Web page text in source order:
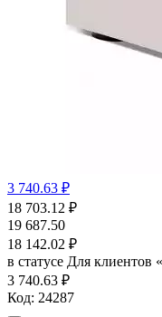
3 740.63 ₽
18 703.12 ₽
19 687.50
18 142.02 ₽
в статусе Для клиентов
3 740.63 ₽
Код: 24287